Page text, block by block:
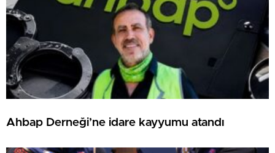
Ahbap Derneği’ne idare kayyumu atandı